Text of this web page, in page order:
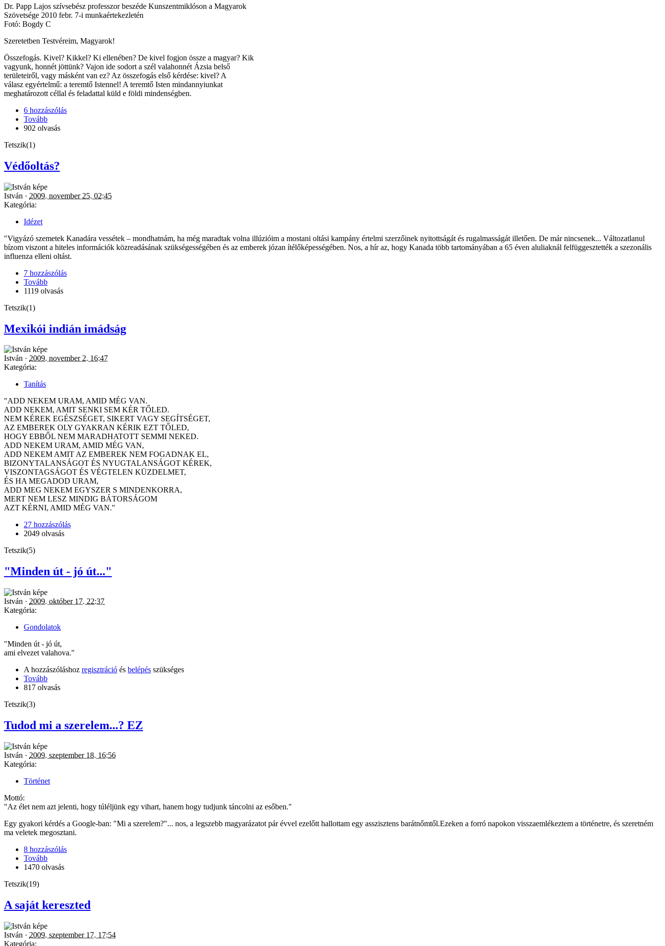
Dr. Papp Lajos szívsebész professzor beszéde Kunszentmiklóson a Magyarok
Szövetsége 2010 febr. 7-i munkaértekezletén
Fotó: Bogdy C
Szeretetben Testvéreim, Magyarok!
Összefogás. Kivel? Kikkel? Ki ellenében? De kivel fogjon össze a magyar? Kik
vagyunk, honnét jöttünk? Vajon ide sodort a szél valahonnét Ázsia belső
területeiről, vagy másként van ez? Az összefogás első kérdése: kivel? A
válasz egyértelmű: a teremtő Istennel! A teremtő Isten mindannyiunkat
meghatározott céllal és feladattal küld e földi mindenségben.
6 hozzászólás
Tovább
902 olvasás
Tetszik(1)
Védőoltás?
István · 2009. november 25. 02:45
Kategória:
Idézet
"Vigyázó szemetek Kanadára vessétek – mondhatnám, ha még maradtak volna illúzióim a mostani oltási kampány értelmi szerzőinek nyitottságát és rugalmasságát illetően. De már nincsenek... Változatlanul
bízom viszont a hiteles információk közreadásának szükségességében és az emberek józan ítélőképességében. Nos, a hír az, hogy Kanada több tartományában a 65 éven aluliaknál felfüggesztették a szezonális
influenza elleni oltást.
7 hozzászólás
Tovább
1119 olvasás
Tetszik(1)
Mexikói indián imádság
István · 2009. november 2. 16:47
Kategória:
Tanítás
"ADD NEKEM URAM, AMID MÉG VAN.
ADD NEKEM, AMIT SENKI SEM KÉR TŐLED.
NEM KÉREK EGÉSZSÉGET, SIKERT VAGY SEGÍTSÉGET,
AZ EMBEREK OLY GYAKRAN KÉRIK EZT TŐLED,
HOGY EBBŐL NEM MARADHATOTT SEMMI NEKED.
ADD NEKEM URAM, AMID MÉG VAN,
ADD NEKEM AMIT AZ EMBEREK NEM FOGADNAK EL,
BIZONYTALANSÁGOT ÉS NYUGTALANSÁGOT KÉREK,
VISZONTAGSÁGOT ÉS VÉGTELEN KÜZDELMET,
ÉS HA MEGADOD URAM,
ADD MEG NEKEM EGYSZER S MINDENKORRA,
MERT NEM LESZ MINDIG BÁTORSÁGOM
AZT KÉRNI, AMID MÉG VAN."
27 hozzászólás
2049 olvasás
Tetszik(5)
"Minden út - jó út..."
István · 2009. október 17. 22:37
Kategória:
Gondolatok
"Minden út - jó út,
ami elvezet valahova."
A hozzászóláshoz regisztráció és belépés szükséges
Tovább
817 olvasás
Tetszik(3)
Tudod mi a szerelem...? EZ
István · 2009. szeptember 18. 16:56
Kategória:
Történet
Mottó:
"Az élet nem azt jelenti, hogy túléljünk egy vihart, hanem hogy tudjunk táncolni az esőben."
Egy gyakori kérdés a Google-ban: "Mi a szerelem?"... nos, a legszebb magyarázatot pár évvel ezelőtt hallottam egy asszisztens barátnőmtől.Ezeken a forró napokon visszaemlékeztem a történetre, és szeretném
ma veletek megosztani.
8 hozzászólás
Tovább
1470 olvasás
Tetszik(19)
A saját kereszted
István · 2009. szeptember 17. 17:54
Kategória: